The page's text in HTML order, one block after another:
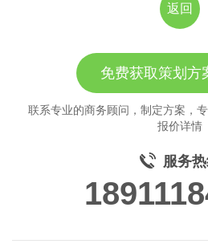
返回
免费获取策划方
联系专业的商务顾问，制定方案，
报价详情
服务